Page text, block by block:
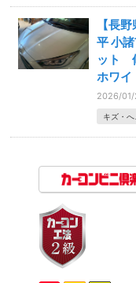
【長
平 小
ット
ホワ
2026/01/
キズ・へ